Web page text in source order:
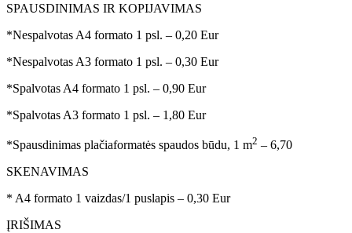
SPAUSDINIMAS IR KOPIJAVIMAS
*Nespalvotas A4 formato 1 psl. – 0,20 Eur
*Nespalvotas A3 formato 1 psl. – 0,30 Eur
*Spalvotas A4 formato 1 psl. – 0,90 Eur
*Spalvotas A3 formato 1 psl. – 1,80 Eur
*Spausdinimas plačiaformatės spaudos būdu, 1 m2 – 6,70
SKENAVIMAS
* A4 formato 1 vaizdas/1 puslapis – 0,30 Eur
ĮRIŠIMAS